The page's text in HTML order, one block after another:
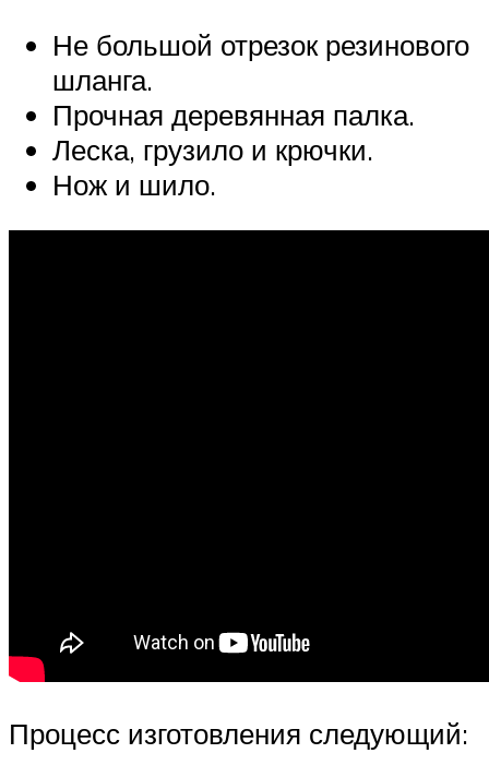
Не большой отрезок резинового
шланга.
Прочная деревянная палка.
Леска, грузило и крючки.
Нож и шило.
Процесс изготовления следующий: